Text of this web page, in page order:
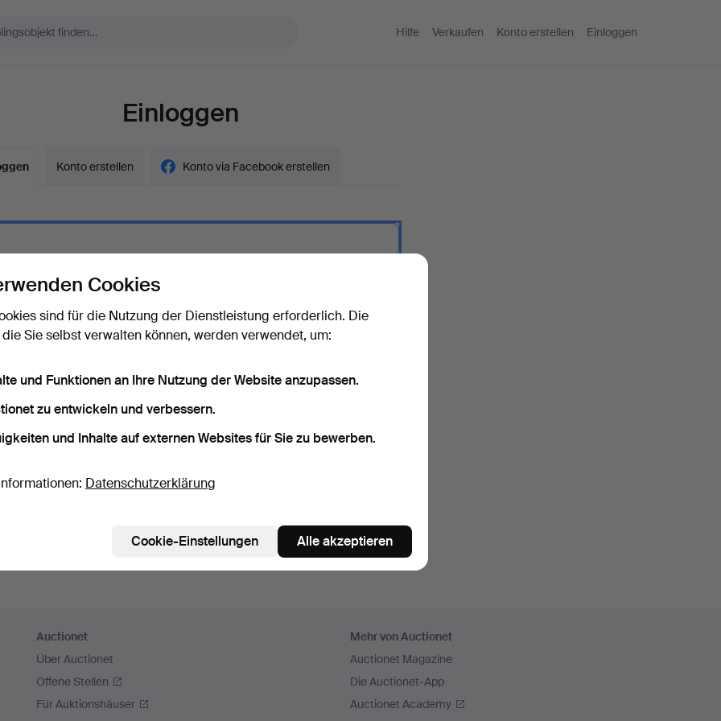
Hilfe Verkaufen Konto erstellen Einloggen
Einloggen
Konto erstellen Konto via Facebook erstellen
vergessen?
speichern
Auctionet
Über Auctionet
Offene Stellen
Für Auktionshäuser
Mehr von Auctionet
Auctionet Magazine
Die Auctionet-App
Auctionet Academy
Cookies
sind für die Nutzung der Dienstleistung erforderlich. Die
Sie selbst verwalten können, werden verwendet, um:
und Funktionen an Ihre Nutzung der Website anzupassen.
zu entwickeln und verbessern.
und Inhalte auf externen Websites für Sie zu bewerben.
Datenschutzerklärung
Cookie-Einstellungen Alle akzeptieren